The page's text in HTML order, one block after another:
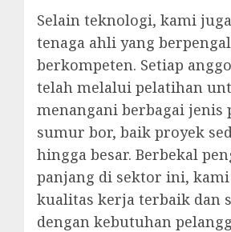
Selain teknologi, kami
tenaga ahli yang
berkompeten. Setiap
telah melalui pelatihan
menangani berbagai jenis
sumur bor, baik proyek
hingga besar. Berbekal
panjang di sektor ini,
kualitas kerja terbaik dan
dengan kebutuhan